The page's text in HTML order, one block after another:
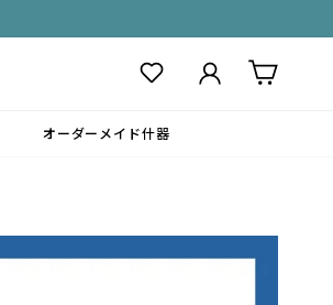
ログイン
オーダーメイド什器